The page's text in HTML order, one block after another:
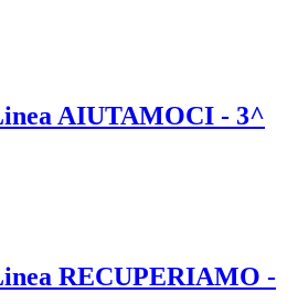
AIUTAMOCI - 3^
RECUPERIAMO -